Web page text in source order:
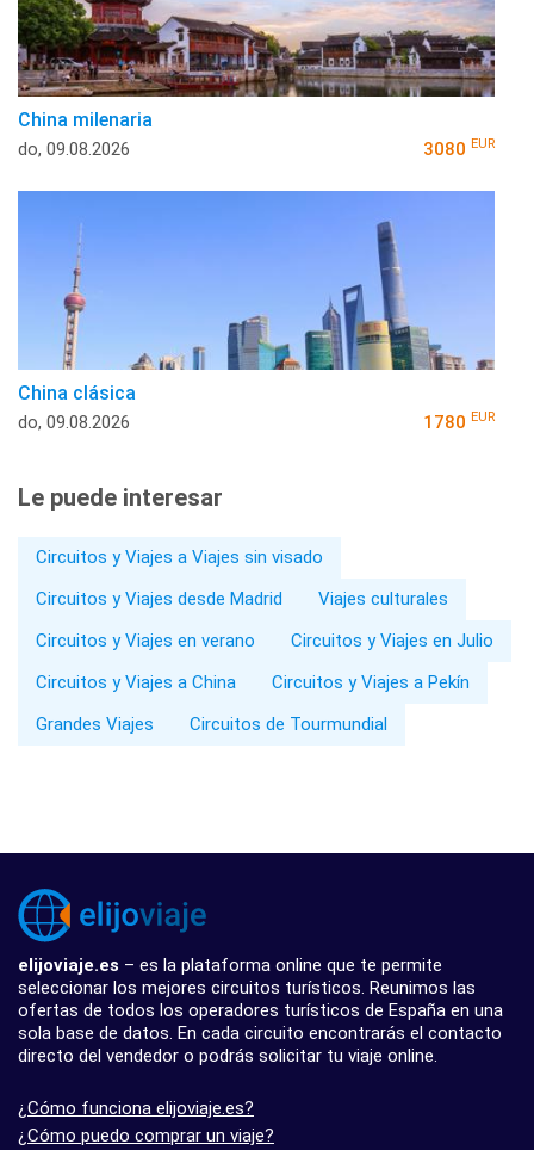
China milenaria
do, 09.08.2026 3080 EUR
China clásica
do, 09.08.2026 1780 EUR
Le puede interesar
Circuitos y Viajes a Viajes sin visado
Circuitos y Viajes desde Madrid
Viajes culturales
Circuitos y Viajes en verano
Circuitos y Viajes en Julio
Circuitos y Viajes a China
Circuitos y Viajes a Pekín
Grandes Viajes
Circuitos de Tourmundial
elijoviaje.es – es la plataforma online que te permite
seleccionar los mejores circuitos turísticos. Reunimos las
ofertas de todos los operadores turísticos de España en una
sola base de datos. En cada circuito encontrarás el contacto
directo del vendedor o podrás solicitar tu viaje online.
¿Cómo funciona elijoviaje.es?
¿Cómo puedo comprar un viaje?